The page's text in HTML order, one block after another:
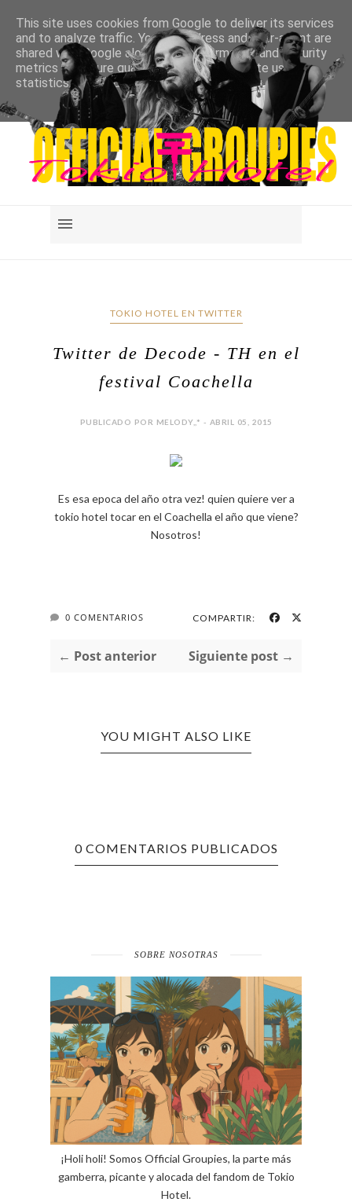
TOKIO HOTEL EN TWITTER
Twitter de Decode - TH en el
festival Coachella
PUBLICADO POR MELODY,,* - ABRIL 05, 2015
Es esa epoca del año otra vez! quien quiere ver a
tokio hotel tocar en el Coachella el año que viene?
Nosotros!
0 COMENTARIOS COMPARTIR:
← Post anterior Siguiente post →
YOU MIGHT ALSO LIKE
0 COMENTARIOS PUBLICADOS
SOBRE NOSOTRAS
¡Holi holi! Somos Official Groupies, la parte más
gamberra, picante y alocada del fandom de Tokio
Hotel.
This site uses cookies from Google to deliver its services
and to analyze traffic. Your IP address and user-agent are
shared with Google along with performance and security
metrics to ensure quality of service, generate usage
statistics, and to detect and address abuse.
LEARN MORE GOT IT